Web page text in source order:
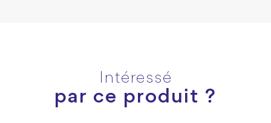
Intéressé
par ce produit ?